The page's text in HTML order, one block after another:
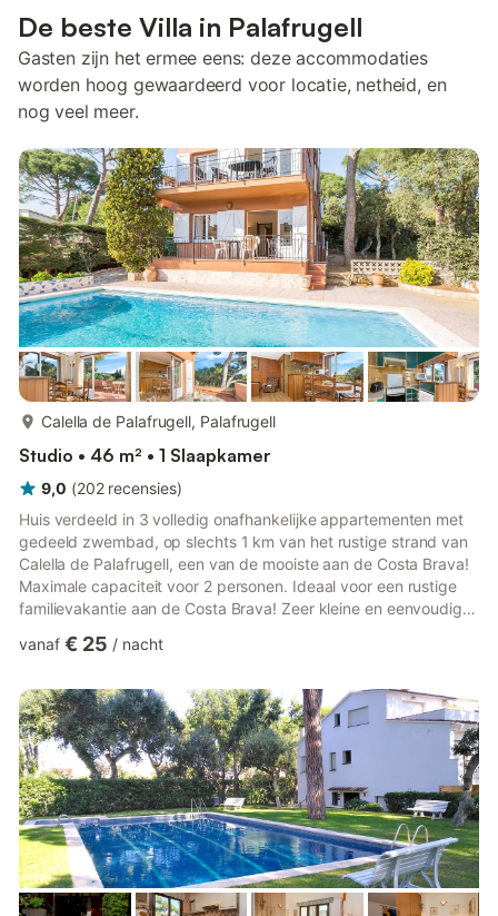
De beste Villa in Palafrugell
Gasten zijn het ermee eens: deze accommodaties
worden hoog gewaardeerd voor locatie, netheid, en
nog veel meer.
Calella de Palafrugell, Palafrugell
Studio • 46 m² • 1 Slaapkamer
9,0 (202 recensies)
Huis verdeeld in 3 volledig onafhankelijke appartementen met
gedeeld zwembad, op slechts 1 km van het rustige strand van
Calella de Palafrugell, een van de mooiste aan de Costa Brava!
Maximale capaciteit voor 2 personen. Ideaal voor een rustige
familievakantie aan de Costa Brava! Zeer kleine en eenvoudige
beschikt over een groot terras waar u kunt genieten van ontbijt
tweepersoonsbed ingebouwd in de muur. Kitchenette met alle
kookgerei, inclusief bestek, pannen, koelkast, magnetron...
vanaf € 25 / nacht